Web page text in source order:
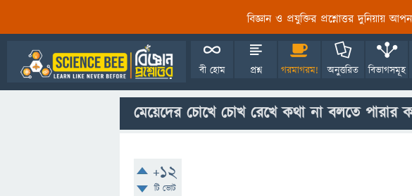
বিজ্ঞান ও প্রযুক্তির প্রশ্নোত্তর দুনিয়ায়
বী হোম প্রশ্ন গরমাগরম! অনুত্তরিত বিভাগসমূহ
মেয়েদের চোখে চোখ রেখে কথা না বলতে পারার
+12
টি ভোট